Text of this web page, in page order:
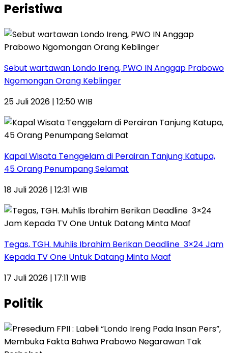
Peristiwa
Sebut wartawan Londo Ireng, PWO IN Anggap Prabowo
Ngomongan Orang Keblinger
25 Juli 2026 | 12:50 WIB
Kapal Wisata Tenggelam di Perairan Tanjung Katupa,
45 Orang Penumpang Selamat
18 Juli 2026 | 12:31 WIB
Tegas, TGH. Muhlis Ibrahim Berikan Deadline 3×24 Jam
Kepada TV One Untuk Datang Minta Maaf
17 Juli 2026 | 17:11 WIB
Politik